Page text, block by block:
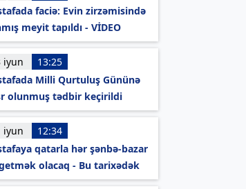
faciə: Evin zirzəmisində
meyit tapıldı - VİDEO
iyun
13:25
Milli Qurtuluş Gününə
olunmuş tədbir keçirildi
iyun
12:34
qatarla hər şənbə-bazar
olacaq - Bu tarixədək